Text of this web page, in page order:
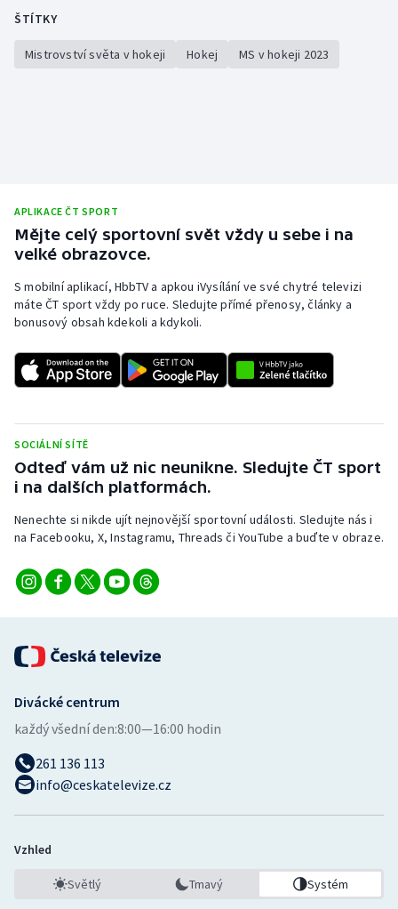
ŠTÍTKY
Mistrovství světa v hokeji Hokej MS v hokeji 2023
APLIKACE ČT SPORT
Mějte celý sportovní svět vždy u sebe i na
velké obrazovce.
S mobilní aplikací, HbbTV a apkou iVysílání ve své chytré televizi
máte ČT sport vždy po ruce. Sledujte přímé přenosy, články a
bonusový obsah kdekoli a kdykoli.
SOCIÁLNÍ SÍTĚ
Odteď vám už nic neunikne. Sledujte ČT sport
i na dalších platformách.
Nenechte si nikde ujít nejnovější sportovní události. Sledujte nás i
na Facebooku, X, Instagramu, Threads či YouTube a buďte v obraze.
Divácké centrum
každý všední den:8:00—16:00 hodin
261 136 113
info@ceskatelevize.cz
Vzhled
Světlý Tmavý Systém